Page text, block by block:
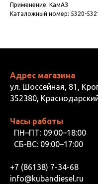
Применение: КамАЗ
Каталожный номер: 5320-
Адрес магазина
ул. Шоссейная, 81,
352380,
Часы работы
ПН–ПТ: 09:00–18:00
СБ-ВС: 09:00–17:00
+7 (86138) 7-34-68
info@kubandiesel.ru